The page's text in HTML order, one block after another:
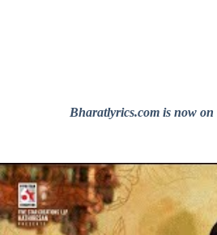
Bharatlyrics.com is now on